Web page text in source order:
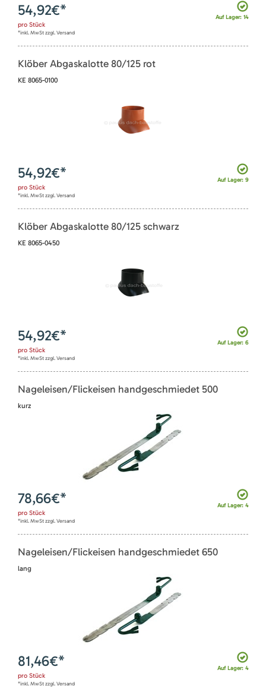
Auf Lager: 14
54,92€*
pro Stück
*inkl. MwSt zzgl. Versand
Klöber Abgaskalotte 80/125 rot
KE 8065-0100
Auf Lager: 9
54,92€*
pro Stück
*inkl. MwSt zzgl. Versand
Klöber Abgaskalotte 80/125 schwarz
KE 8065-0450
Auf Lager: 6
54,92€*
pro Stück
*inkl. MwSt zzgl. Versand
Nageleisen/Flickeisen handgeschmiedet 500
kurz
Auf Lager: 4
78,66€*
pro Stück
*inkl. MwSt zzgl. Versand
Nageleisen/Flickeisen handgeschmiedet 650
lang
Auf Lager: 4
81,46€*
pro Stück
*inkl. MwSt zzgl. Versand